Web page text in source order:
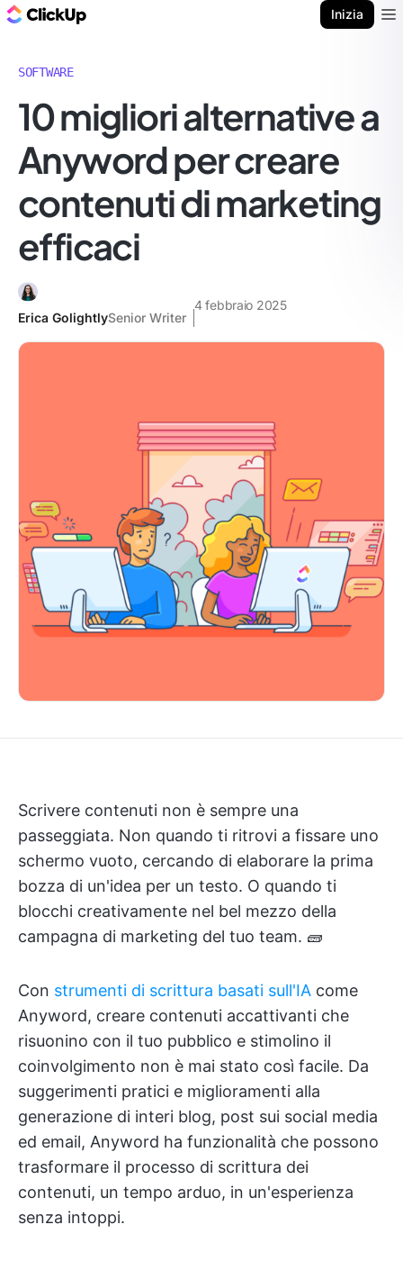
Inizia
SOFTWARE
10 migliori alternative a
Anyword per creare
contenuti di marketing
efficaci
Erica GolightlySenior Writer
4 febbraio 2025
Scrivere contenuti non è sempre una
passeggiata. Non quando ti ritrovi a fissare uno
schermo vuoto, cercando di elaborare la prima
bozza di un'idea per un testo. O quando ti
blocchi creativamente nel bel mezzo della
campagna di marketing del tuo team. 🧱
Con strumenti di scrittura basati sull'IA come
Anyword, creare contenuti accattivanti che
risuonino con il tuo pubblico e stimolino il
coinvolgimento non è mai stato così facile. Da
suggerimenti pratici e miglioramenti alla
generazione di interi blog, post sui social media
ed email, Anyword ha funzionalità che possono
trasformare il processo di scrittura dei
contenuti, un tempo arduo, in un'esperienza
senza intoppi.